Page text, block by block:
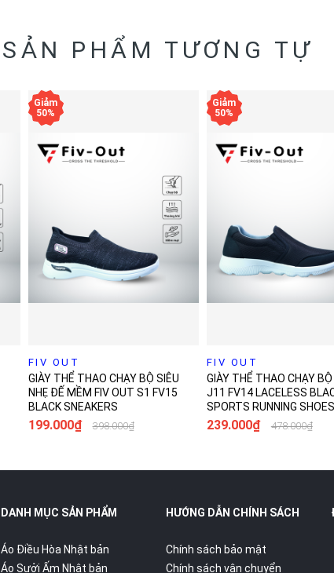
SẢN PHẨM TƯƠNG TỰ
36 37
FIV OUT
GIÀY THỂ THAO CHẠY BỘ SIÊU
NHẸ ĐẾ MỀM FIV OUT S1 FV15
BLACK SNEAKERS
199.000₫ 398.000₫
39 40
FIV OUT
GIÀY THỂ THAO CHẠY
J11 FV14 LACELESS
SPORTS RUNNING SHOES
239.000₫ 478.000₫
DANH MỤC SẢN PHẨM
Áo Điều Hòa Nhật bản
Áo Sưởi Ấm Nhật bản
HƯỚNG DẪN CHÍNH SÁCH
Chính sách bảo mật
Chính sách vận chuyển